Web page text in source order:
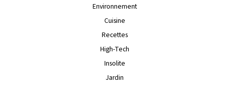
Environnement
Cuisine
Recettes
High-Tech
Insolite
Jardin